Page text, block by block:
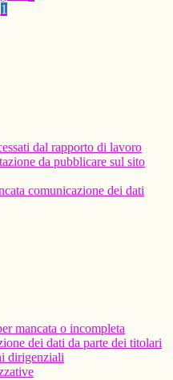
1
dal rapporto di lavoro
da pubblicare sul sito
comunicazione dei dati
mancata o incompleta
dei dati da parte dei titolari
dirigenziali